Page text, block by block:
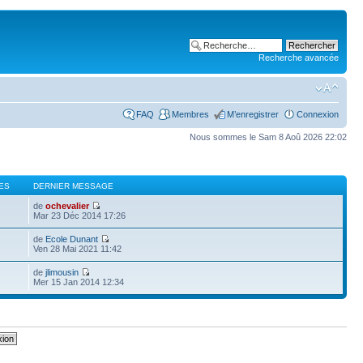
Recherche avancée
FAQ Membres M’enregistrer Connexion
Nous sommes le Sam 8 Aoû 2026 22:02
DERNIER MESSAGE
deochevalier
Mar 23 Déc 2014 17:26
de Ecole Dunant
Ven 28 Mai 2021 11:42
dejlimousin
Mer 15 Jan 2014 12:34